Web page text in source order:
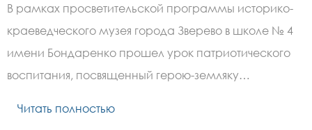
память
о
земляке
—
защитнике
Отечества
В рамках просветительской программы историко-
краеведческого музея города Зверево в школе № 4
имени Бондаренко прошел урок патриотического
воспитания, посвященный герою-земляку…
Читать полностью